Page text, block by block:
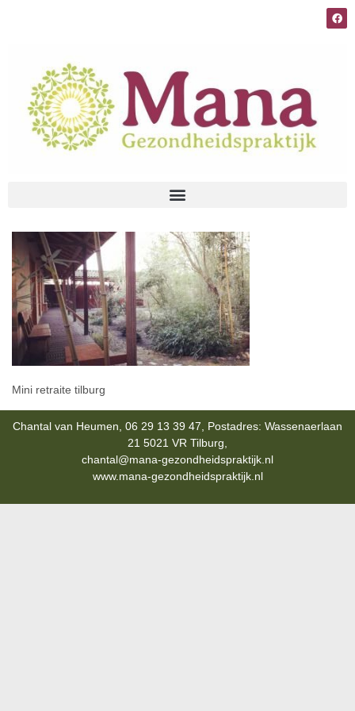
Mini retraite tilburg
Chantal van Heumen, 06 29 13 39 47, Postadres: Wassenaerlaan
21 5021 VR Tilburg,
chantal@mana-gezondheidspraktijk.nl
www.mana-gezondheidspraktijk.nl